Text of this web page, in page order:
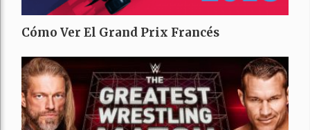
Cómo Ver El Grand Prix Francés